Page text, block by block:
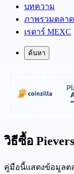
บทความ
ภาพรวมตลาด
เรดาร์ MEXC
ค้นหา
วิธีซื้อ
คู่มือนี้แสดงข้อมูลต